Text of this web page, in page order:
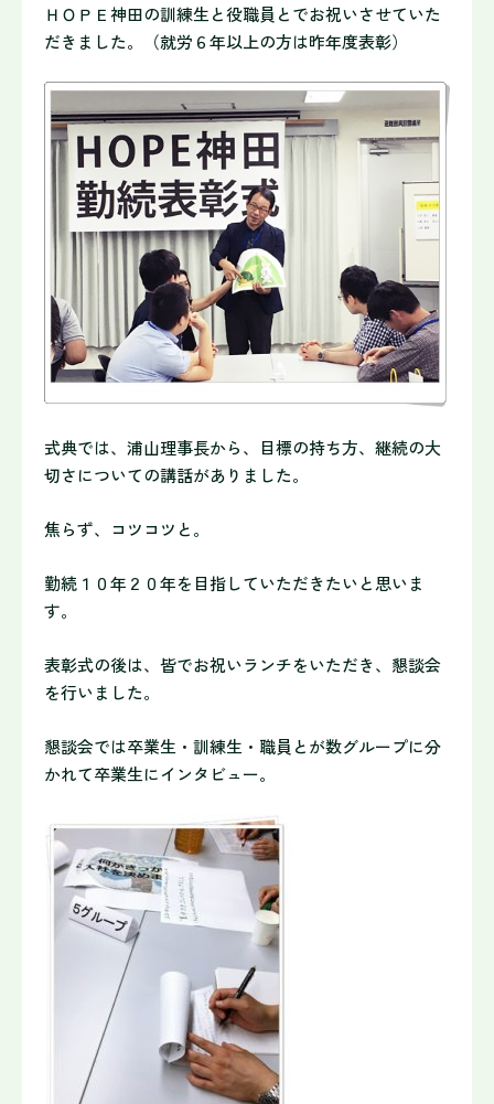
ＨＯＰＥ神田の訓練生と役職員とでお祝いさせていた
だきました。（就労６年以上の方は昨年度表彰）
式典では、浦山理事長から、目標の持ち方、継続の大
切さについての講話がありました。
焦らず、コツコツと。
勤続１０年２０年を目指していただきたいと思いま
す。
表彰式の後は、皆でお祝いランチをいただき、懇談会
を行いました。
懇談会では卒業生・訓練生・職員とが数グループに分
かれて卒業生にインタビュー。